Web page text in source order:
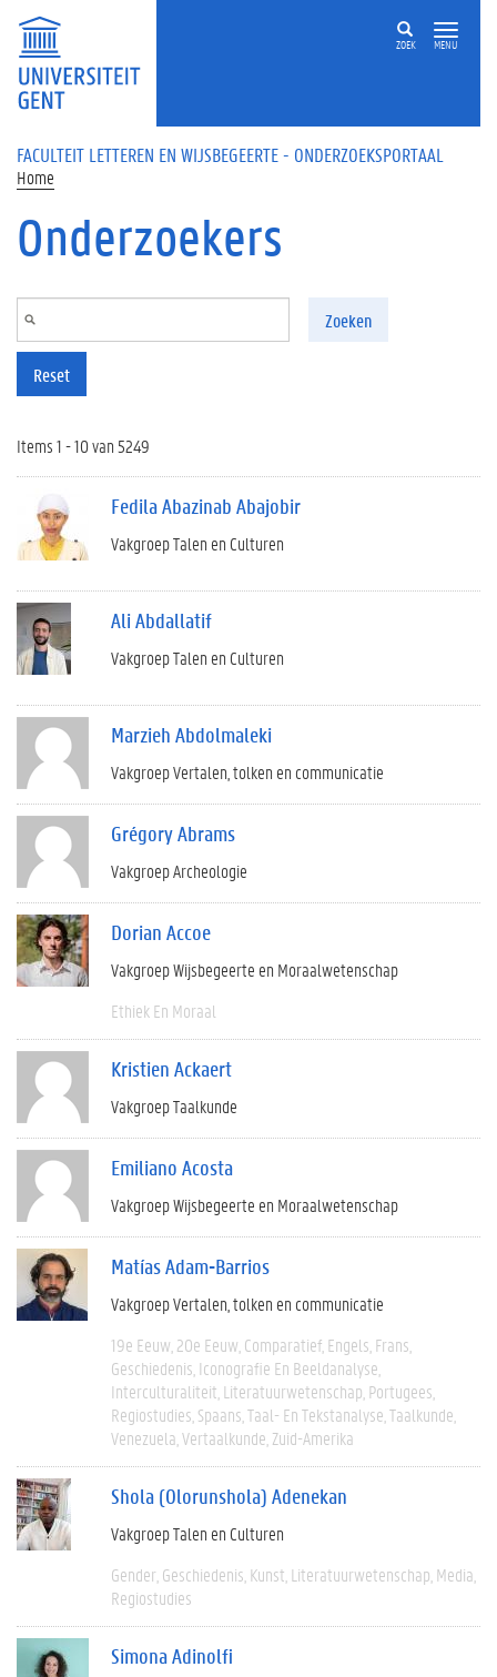
Overslaan en naar de inhoud gaan
ZOEK MENU
FACULTEIT LETTEREN EN WIJSBEGEERTE - ONDERZOEKSPORTAAL
Home
Onderzoekers
Zoeken
Reset
Items 1 - 10 van 5249
Fedila Abazinab Abajobir
Vakgroep Talen en Culturen
Ali Abdallatif
Vakgroep Talen en Culturen
Marzieh Abdolmaleki
Vakgroep Vertalen, tolken en communicatie
Grégory Abrams
Vakgroep Archeologie
Dorian Accoe
Vakgroep Wijsbegeerte en Moraalwetenschap
Ethiek En Moraal
Kristien Ackaert
Vakgroep Taalkunde
Emiliano Acosta
Vakgroep Wijsbegeerte en Moraalwetenschap
Matías Adam-Barrios
Vakgroep Vertalen, tolken en communicatie
19e Eeuw 20e Eeuw Comparatief Engels Frans
Geschiedenis Iconografie En Beeldanalyse
Interculturaliteit Literatuurwetenschap Portugees
Regiostudies Spaans Taal- En Tekstanalyse Taalkunde
Venezuela Vertaalkunde Zuid-Amerika
Shola (Olorunshola) Adenekan
Vakgroep Talen en Culturen
Gender Geschiedenis Kunst Literatuurwetenschap Media
Regiostudies
Simona Adinolfi